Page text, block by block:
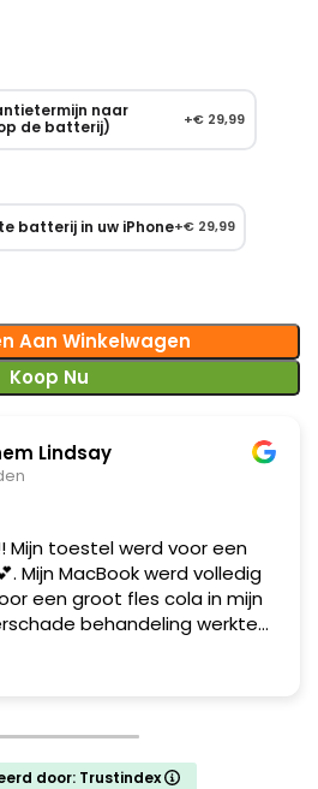
naar
de batterij)
+€ 29,99
batterij in uw iPhone+€29,99
Aan Winkelwagen
Koop Nu
Lindsay
Mijn toestel werd voor een
Mijn MacBook werd volledig
cola in mijn
behandeling werkte
moet ! Al mijn data heb ik
!! Mij zien ze zeker
door: Trustindex